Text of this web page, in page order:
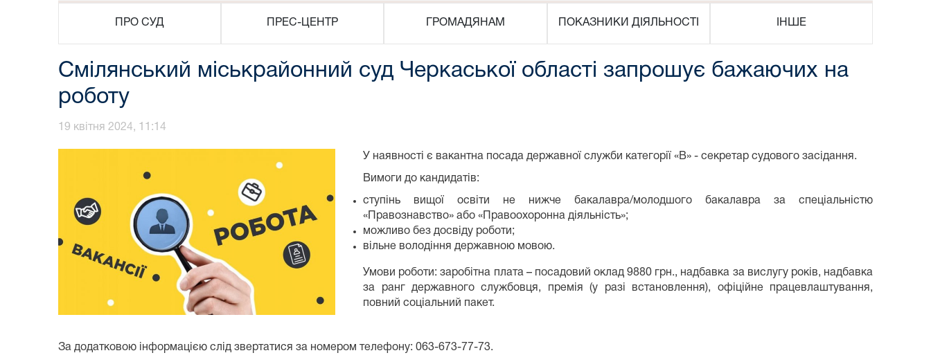
ПРО СУД ПРЕС-ЦЕНТР ГРОМАДЯНАМ ПОКАЗНИКИ ДІЯЛЬНОСТІ ІНШЕ
Смілянський міськрайонний суд Черкаської області запрошує бажаючих на
роботу
19 квітня 2024, 11:14
У наявності є вакантна посада державної служби категорії «В» - секретар судового засідання.
Вимоги до кандидатів:
ступінь вищої освіти не нижче бакалавра/молодшого бакалавра за спеціальністю
«Правознавство» або «Правоохоронна діяльність»;
можливо без досвіду роботи;
вільне володіння державною мовою.
Умови роботи: заробітна плата – посадовий оклад 9880 грн., надбавка за вислугу років, надбавка
за ранг державного службовця, премія (у разі встановлення), офіційне працевлаштування,
повний соціальний пакет.
За додатковою інформацією слід звертатися за номером телефону: 063-673-77-73.